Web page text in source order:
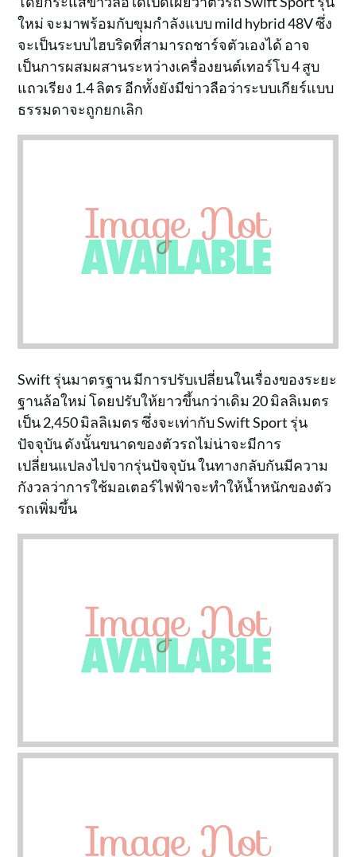
ใหม่ จะมาพร้อมกับขุมกำลังแบบ mild hybrid 48V ซึ่ง
จะเป็นระบบไฮบริดที่สามารถชาร์จตัวเองได้ อาจ
เป็นการผสมผสานระหว่างเครื่องยนต์เทอร์โบ 4 สูบ
แถวเรียง 1.4 ลิตร อีกทั้งยังมีข่าวลือว่าระบบเกียร์แบบ
ธรรมดาจะถูกยกเลิก
Swift รุ่นมาตรฐาน มีการปรับเปลี่ยนในเรื่องของระยะ
ฐานล้อใหม่ โดยปรับให้ยาวขึ้นกว่าเดิม 20 มิลลิเมตร
เป็น 2,450 มิลลิเมตร ซึ่งจะเท่ากับ Swift Sport รุ่น
ปัจจุบัน ดังนั้นขนาดของตัวรถไม่น่าจะมีการ
เปลี่ยนแปลงไปจากรุ่นปัจจุบัน ในทางกลับกันมีความ
กังวลว่าการใช้มอเตอร์ไฟฟ้าจะทำให้น้ำหนักของตัว
รถเพิ่มขึ้น